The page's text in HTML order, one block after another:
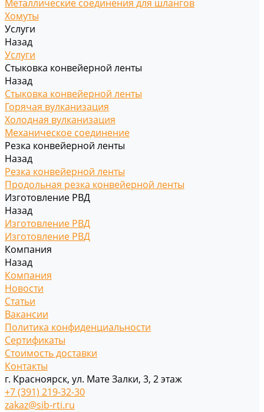
Металлические соединения для шлангов
Хомуты
Услуги
Назад
Услуги
Стыковка конвейерной ленты
Назад
Стыковка конвейерной ленты
Горячая вулканизация
Холодная вулканизация
Механическое соединение
Резка конвейерной ленты
Назад
Резка конвейерной ленты
Продольная резка конвейерной ленты
Изготовление РВД
Назад
Изготовление РВД
Изготовление РВД
Компания
Назад
Компания
Новости
Статьи
Вакансии
Политика конфиденциальности
Сертификаты
Стоимость доставки
Контакты
г. Красноярск, ул. Мате Залки, 3, 2 этаж
+7 (391) 219-32-30
zakaz@sib-rti.ru